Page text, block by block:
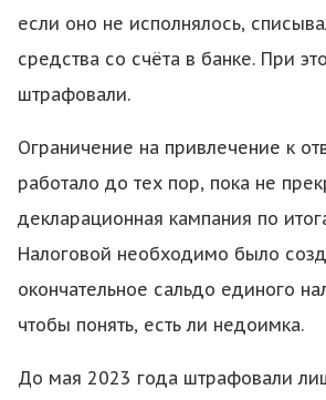
если оно не исполнялось,
средства со счёта в банке. При
штрафовали.
Ограничение на привлечение к
работало до тех пор, пока не
декларационная кампания по
Налоговой необходимо было
окончательное сальдо единого
чтобы понять, есть ли недоимка.
До мая 2023 года штрафовали